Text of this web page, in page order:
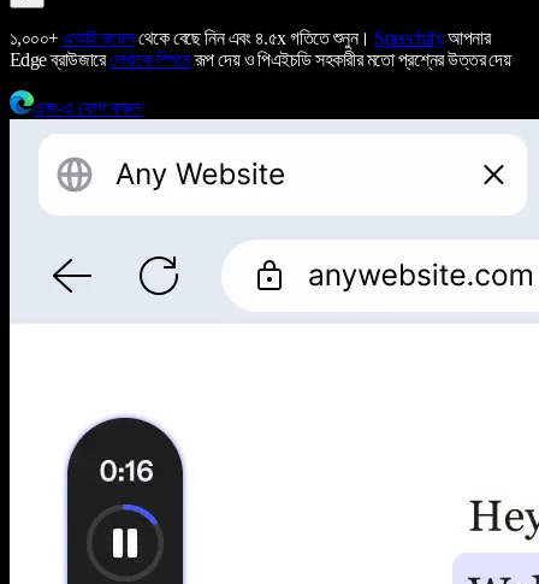
১,০০০+এআই ভয়েসথেকে বেছে নিন এবং ৪.৫x গতিতে শুনুন। Speechifyআপনার
Edge ব্রাউজারেলেখাকে স্পিচেরূপ দেয় ও পিএইচডি সহকারীর মতো প্রশ্নের উত্তর দেয়
এজ-এ যোগ করুন